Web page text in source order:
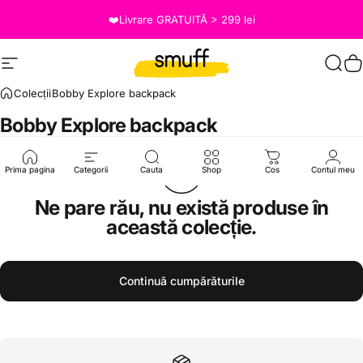
❤️Livrare GRATUITĂ > 299 lei
Site navigation Smuff.ro
Prima pagina Categorii Cauta Shop Cos Contul meu
ColecțiiBobby Explore backpack
BobbyExplore backpack
Ne pare rău, nu există produse în
această colecție.
Continuă cumpărăturile